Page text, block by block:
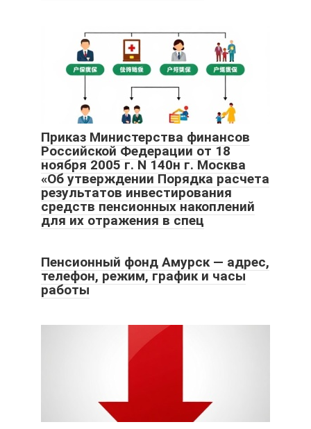
Приказ Министерства финансов
Российской Федерации от 18
ноября 2005 г. N 140н г. Москва
«Об утверждении Порядка расчета
результатов инвестирования
средств пенсионных накоплений
для их отражения в спец
Пенсионный фонд Амурск — адрес,
телефон, режим, график и часы
работы